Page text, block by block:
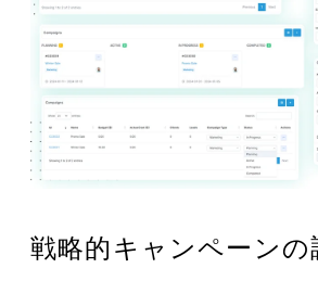
戦略的キャンペーンの